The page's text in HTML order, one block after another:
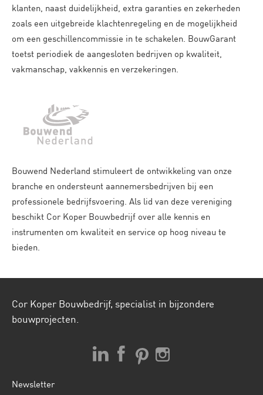
klanten, naast duidelijkheid, extra garanties en zekerheden
zoals een uitgebreide klachtenregeling en de mogelijkheid
om een geschillencommissie in te schakelen. BouwGarant
toetst periodiek de aangesloten bedrijven op kwaliteit,
vakmanschap, vakkennis en verzekeringen.
Bouwend Nederland stimuleert de ontwikkeling van onze
branche en ondersteunt aannemersbedrijven bij een
professionele bedrijfsvoering. Als lid van deze vereniging
beschikt Cor Koper Bouwbedrijf over alle kennis en
instrumenten om kwaliteit en service op hoog niveau te
bieden.
Cor Koper Bouwbedrijf, specialist in bijzondere
bouwprojecten.
Newsletter